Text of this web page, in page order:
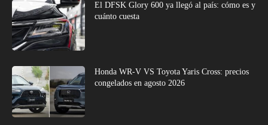
El DFSK Glory 600 ya llegó al país: cómo es y
cuánto cuesta
Honda WR-V VS Toyota Yaris Cross: precios
congelados en agosto 2026